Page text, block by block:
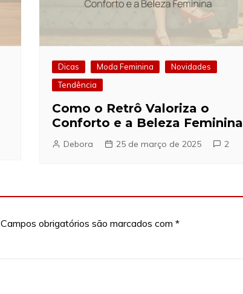
Dicas Moda Feminina
Novidades
Tendência
Como o Retrô Valoriza o
Conforto e a Beleza Feminina
Debora 25 de março de 2025 2
Campos obrigatórios são marcados com *